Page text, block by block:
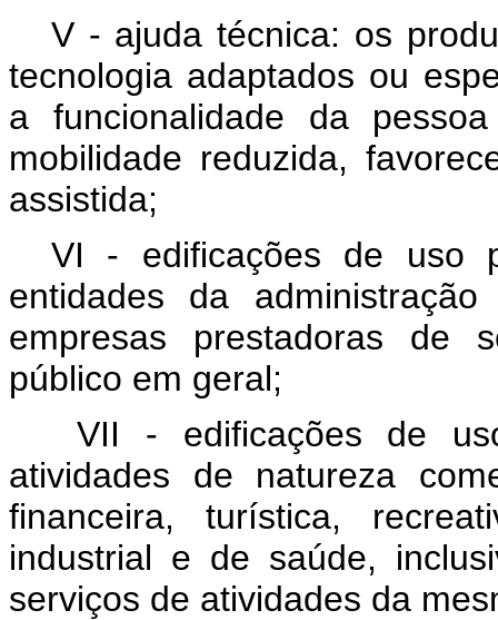
V - ajuda técnica: os
tecnologia adaptados ou
a funcionalidade da
mobilidade reduzida,
assistida;
VI - edificações de uso
entidades da
empresas prestadoras de
público em geral;
VII - edificações de
atividades de natureza
financeira, turística,
industrial e de saúde,
serviços de atividades da